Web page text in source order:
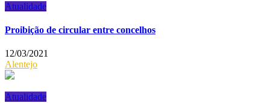
Atualidade
Proibição de circular entre concelhos
12/03/2021
Alentejo
Atualidade